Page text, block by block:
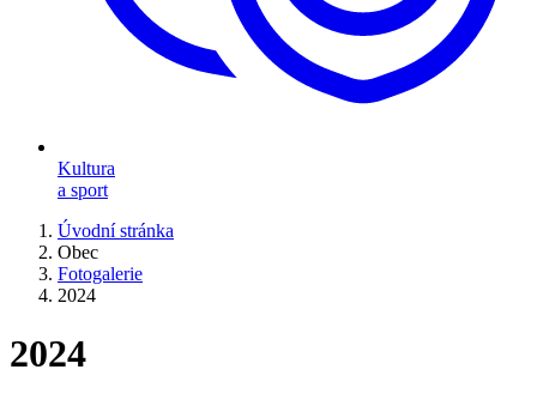
Kultura
a sport
Úvodní stránka
Obec
Fotogalerie
2024
2024